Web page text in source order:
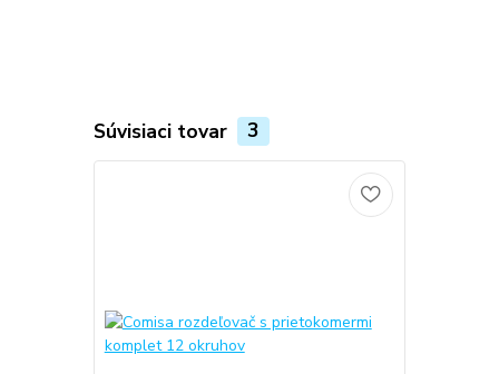
Súvisiaci tovar 3